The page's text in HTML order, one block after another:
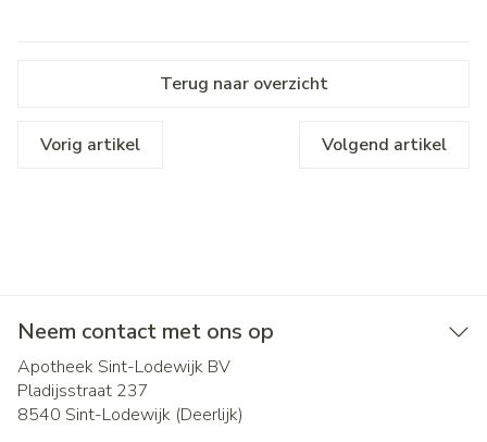
Terug naar overzicht
Vorig artikel Volgend artikel
Neem contact met ons op
Apotheek Sint-Lodewijk BV
Pladijsstraat 237
8540 Sint-Lodewijk (Deerlijk)